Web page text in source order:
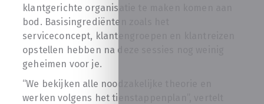
klantgerichte organisatie te maken komen aan
bod. Basisingrediënten zoals het
serviceconcept, klantengroepen en klantreizen
opstellen hebben na deze sessies nog weinig
geheimen voor je.
“We bekijken alle noodzakelijke theorie en
werken volgens het tienstappenplan”, vertelt